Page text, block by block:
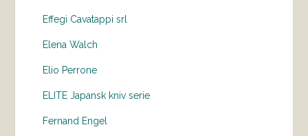
Effegi Cavatappi srl
Elena Walch
Elio Perrone
ELITE Japansk kniv serie
Fernand Engel